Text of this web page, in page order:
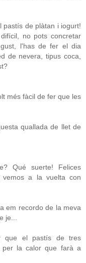
pastís de plàtan i iogurt!
no pots concretar
l'has de fer el dia
de nevera, tipus coca,
més fàcil de fer que les
quallada de llet de
Qué suerte! Felices
vemos a la vuelta con
em recordo de la meva
je...
que el pastís de tres
per la calor que farà a